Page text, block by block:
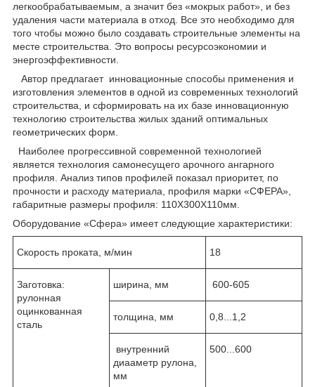
легкообрабатываемым, а значит без «мокрых работ», и без
удаления части материала в отход. Все это необходимо для
того чтобы можно было создавать строительные элементы на
месте строительства. Это вопросы ресурсоэкономии и
энергоэффективности.
Автор предлагает инновационные способы применения и
изготовления элементов в одной из современных технологий
строительства, и сформировать на их базе инновационную
технологию строительства жилых зданий оптимальных
геометрических форм.
Наиболее прогрессивной современной технологией
является технология самонесущего арочного ангарного
профиля. Анализ типов профилей показал приоритет, по
прочности и расходу материала, профиля марки «СФЕРА»,
габаритные размеры профиля: 110Х300X110мм.
Оборудование «Сфера» имеет следующие характеристики:
Скорость проката, м/мин 18
Заготовка:
рулонная
оцинкованная
сталь
ширина, мм 600-605
толщина, мм 0,8...1,2
внутренний
диааметр рулона,
мм
500...600